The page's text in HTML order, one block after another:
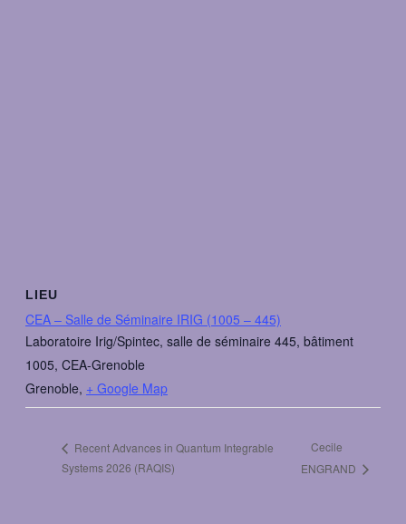
LIEU
CEA – Salle de Séminaire IRIG (1005 – 445)
Laboratoire Irig/Spintec, salle de séminaire 445, bâtiment
1005, CEA-Grenoble
Grenoble, + Google Map
Recent Advances in Quantum Integrable
Systems 2026 (RAQIS)
Cecile
ENGRAND